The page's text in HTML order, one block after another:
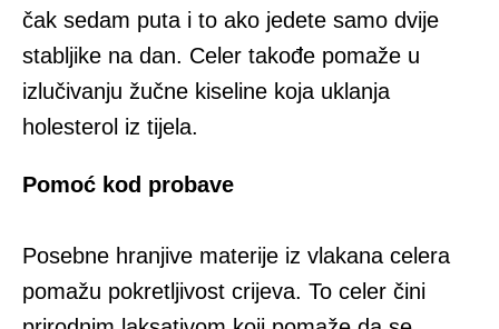
čak sedam puta i to ako jedete samo dvije
stabljike na dan. Celer takođe pomaže u
izlučivanju žučne kiseline koja uklanja
holesterol iz tijela.
Pomoć kod probave
Posebne hranjive materije iz vlakana celera
pomažu pokretljivost crijeva. To celer čini